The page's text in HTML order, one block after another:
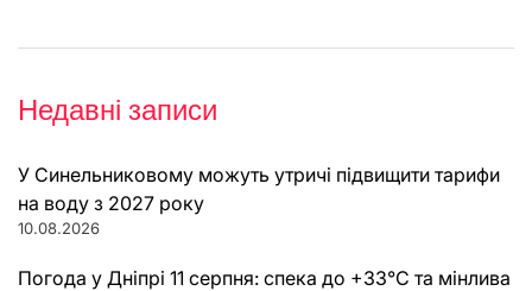
Недавні записи
У Синельниковому можуть утричі підвищити тарифи
на воду з 2027 року
10.08.2026
Погода у Дніпрі 11 серпня: спека до +33°C та мінлива